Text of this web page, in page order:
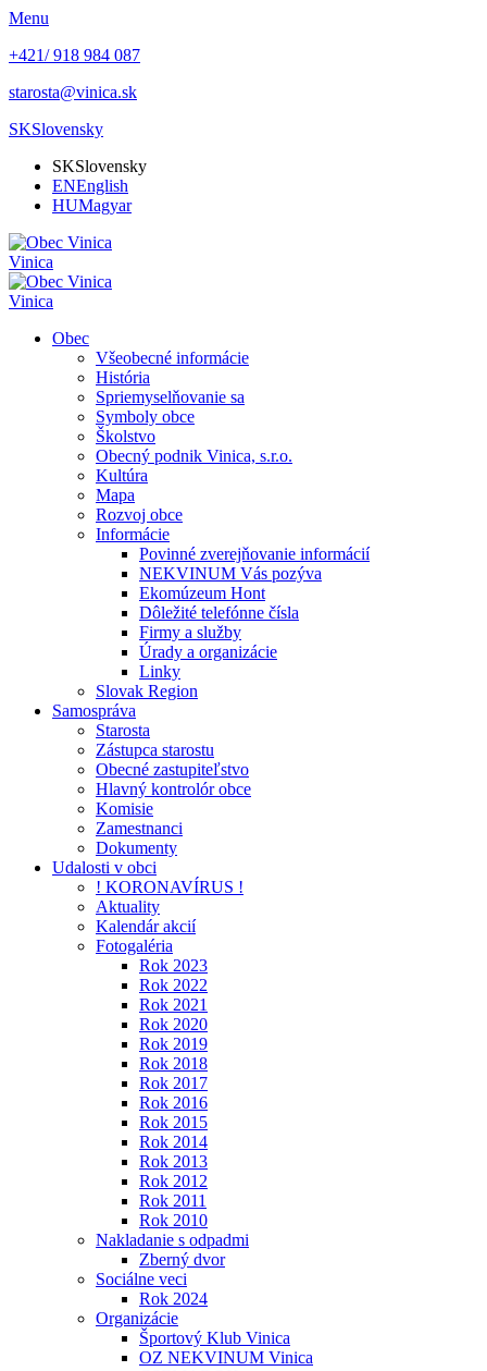
Menu
+421/ 918 984 087
starosta@vinica.sk
SKSlovensky
SKSlovensky
ENEnglish
HUMagyar
Vinica
Vinica
Obec
Všeobecné informácie
História
Spriemyselňovanie sa
Symboly obce
Školstvo
Obecný podnik Vinica, s.r.o.
Kultúra
Mapa
Rozvoj obce
Informácie
Povinné zverejňovanie informácií
NEKVINUM Vás pozýva
Ekomúzeum Hont
Dôležité telefónne čísla
Firmy a služby
Úrady a organizácie
Linky
Slovak Region
Samospráva
Starosta
Zástupca starostu
Obecné zastupiteľstvo
Hlavný kontrolór obce
Komisie
Zamestnanci
Dokumenty
Udalosti v obci
! KORONAVÍRUS !
Aktuality
Kalendár akcií
Fotogaléria
Rok 2023
Rok 2022
Rok 2021
Rok 2020
Rok 2019
Rok 2018
Rok 2017
Rok 2016
Rok 2015
Rok 2014
Rok 2013
Rok 2012
Rok 2011
Rok 2010
Nakladanie s odpadmi
Zberný dvor
Sociálne veci
Rok 2024
Organizácie
Športový Klub Vinica
OZ NEKVINUM Vinica